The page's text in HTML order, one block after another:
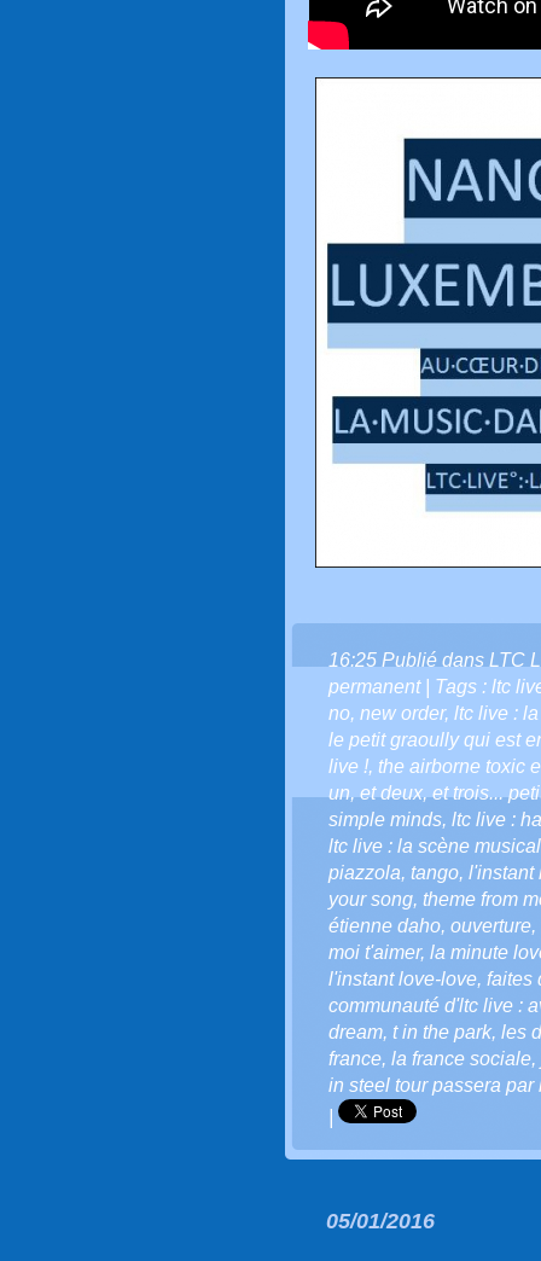
16:25 Publié dans LTC
permanent| Tags : ltc
no, new order, ltc live :
le petit graoully qui est
live !, the airborne toxic
un,et deux,et trois...
simple minds, ltc live :
ltc live : la scène
piazzola, tango, l'instant
your song, theme from
étienne daho, ouverture,
moi t'aimer, la minute
l'instant love-love, faites
communauté d'ltc live :
dream, t in the park, les
france, la france sociale,
in steel tour passera par
05/01/2016